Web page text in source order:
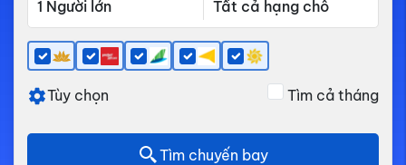
Tùy chọn Tìm cả tháng
Tìm chuyến bay